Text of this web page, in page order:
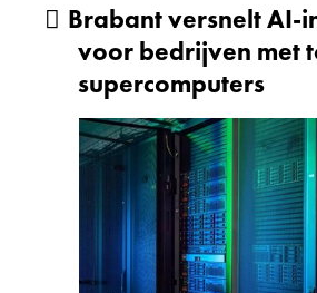
Brabant versnelt
voor bedrijven met
supercomputers